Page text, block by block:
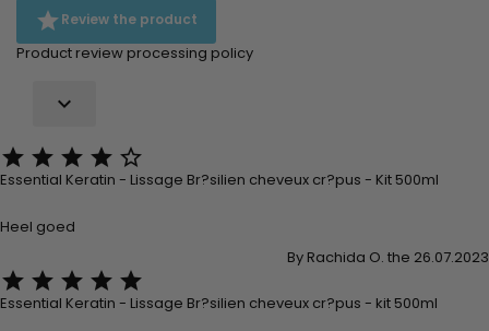
Review the product
Product review processing policy

    
Essential Keratin - Lissage Br?silien cheveux cr?pus - Kit 500ml
Heel goed
By Rachida O. the 26.07.2023
    
Essential Keratin - Lissage Br?silien cheveux cr?pus - kit 500ml